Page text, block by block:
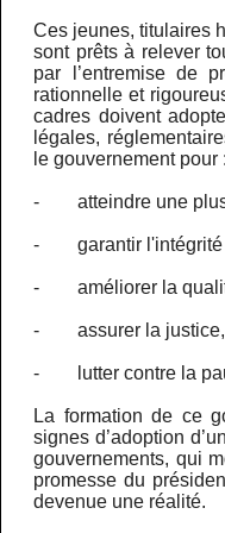
Ces jeunes, titulaires
sont prêts à relever
par l’entremise de
rationnelle et
cadres doivent
légales,
le gouvernement pour :
- atteindre une plus
- garantir l'intégrité
- améliorer la qualité
- assurer la justice,
- lutter contre la
La formation de ce
signes d’adoption
gouvernements, qui
promesse du
devenue une réalité.